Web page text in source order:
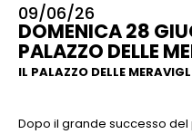
09/06/26
DOMENICA 28
PALAZZO DELLE
IL PALAZZO DELLE
Dopo il grande successo